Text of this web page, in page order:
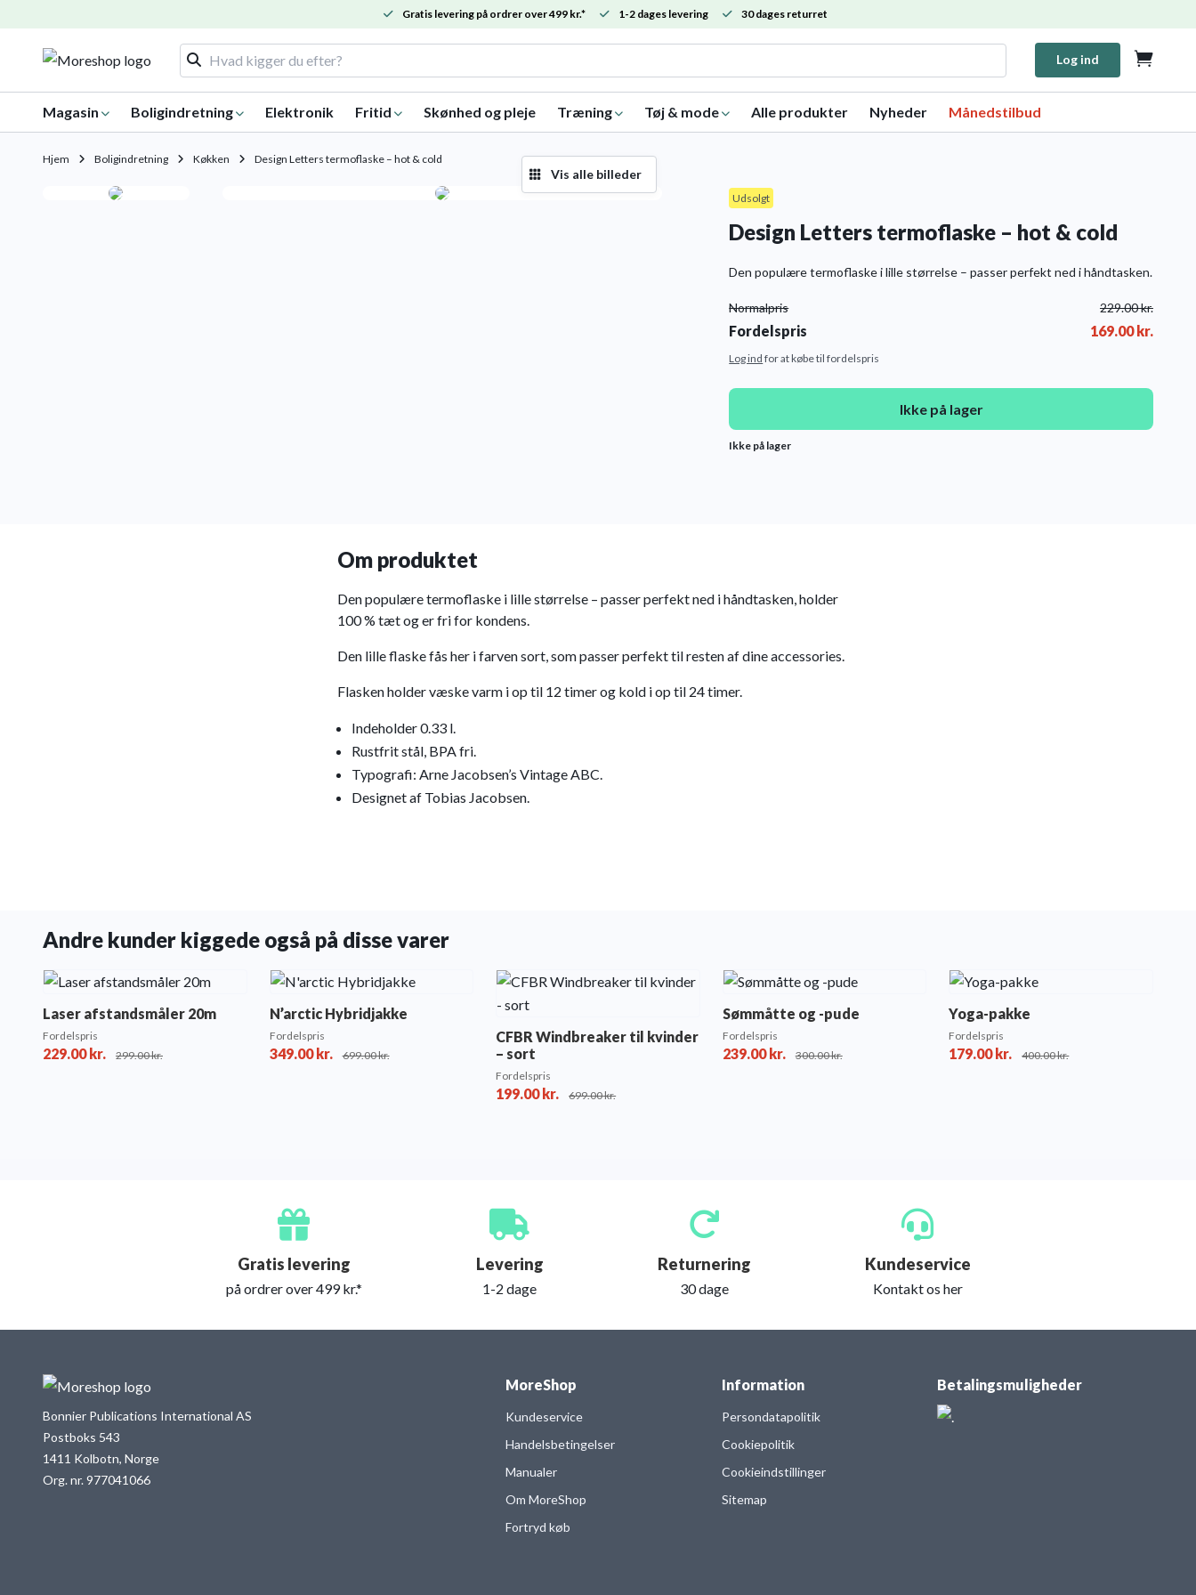
Gratis levering på ordrer over 499 kr.* 1-2 dages levering 30 dages returret
Log ind 
Magasin Boligindretning Elektronik Fritid Skønhed og pleje Træning Tøj & mode Alle produkter Nyheder Månedstilbud
Hjem Boligindretning Køkken Design Letters termoflaske – hot & cold
Vis alle billeder
Udsolgt
Design Letters termoflaske – hot & cold
Den populære termoflaske i lille størrelse – passer perfekt ned i håndtasken.
Normalpris 229.00kr.
Fordelspris 169.00kr.
Log ind for at købe til fordelspris
Ikke på lager
Ikke på lager
Om produktet
Den populære termoflaske i lille størrelse – passer perfekt ned i håndtasken, holder
100 % tæt og er fri for kondens.
Den lille flaske fås her i farven sort, som passer perfekt til resten af dine accessories.
Flasken holder væske varm i op til 12 timer og kold i op til 24 timer.
Indeholder 0.33 l.
Rustfrit stål, BPA fri.
Typografi: Arne Jacobsen’s Vintage ABC.
Designet af Tobias Jacobsen.
Andre kunder kiggede også på disse varer
Laser afstandsmåler 20m
Fordelspris
229.00kr. 299.00kr.
N’arctic Hybridjakke
Fordelspris
349.00kr. 699.00kr.
CFBR Windbreaker til kvinder
– sort
Fordelspris
199.00kr. 699.00kr.
Sømmåtte og -pude
Fordelspris
239.00kr. 300.00kr.
Yoga-pakke
Fordelspris
179.00kr. 400.00kr.
Gratis levering
på ordrer over 499 kr.*
Levering
1-2 dage
Returnering
30 dage
Kundeservice
Kontakt os her
Bonnier Publications International AS
Postboks 543
1411 Kolbotn, Norge
Org. nr. 977041066
MoreShop
Kundeservice
Handelsbetingelser
Manualer
Om MoreShop
Fortryd køb
Information
Persondatapolitik
Cookiepolitik
Cookieindstillinger
Sitemap
Betalingsmuligheder